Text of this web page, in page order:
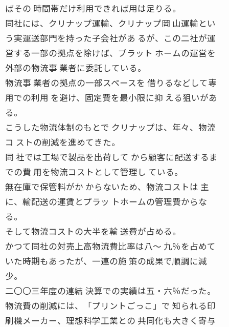
ばその 時間帯だけ利用できれば用は足りる。
同社には、クリナップ運輸、クリナップ岡 山運輸とい
う実運送部門を持った子会社があ るが、この二社が運
営する一部の拠点を除けば、プラット ホームの運営を
外部の物流事 業者に委託している。
物流事 業者の拠点の一部スペースを 借りるなどして専
用での利用 を避け、固定費を最小限に抑 える狙いがあ
る。
こうした物流体制のもとで クリナップは、年々、物流
コ ストの削減を進めてきた。
同 社では工場で製品を出荷して から顧客に配送するま
での費 用を物流コストとして管理し ている。
無在庫で保管料がか からないため、物流コストは 主
に、輸配送の運賃とプラッ トホームの管理費からな
る。
そして物流コストの大半を輸 送費が占める。
かつて同社の対売上高物流費比率は八〜 九％を占めて
いた時期もあったが、一連の施 策の成果で順調に減
少。
二〇〇三年度の連結 決算での実績は五・六％だった。
物流費の削減には、「プリントごっこ」で 知られる印
刷機メーカー、理想科学工業との 共同化も大きく寄与